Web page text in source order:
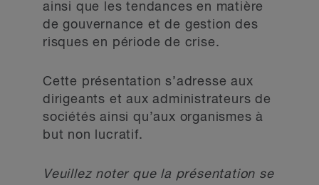
ainsi que les tendances en matière
de gouvernance et de gestion des
risques en période de crise.
Cette présentation s’adresse aux
dirigeants et aux administrateurs de
sociétés ainsi qu’aux organismes à
but non lucratif.
Veuillez noter que la présentation se